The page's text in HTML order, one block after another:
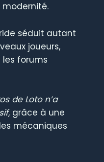
séduit autant
joueurs,
forums
de Loto n’a
, grâce à une
mécaniques